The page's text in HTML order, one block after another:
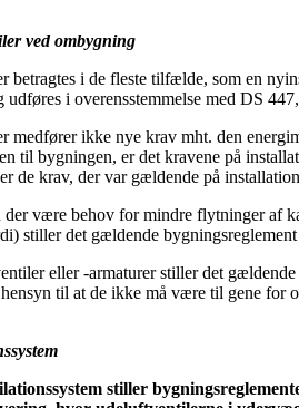
ved ombygning
i de fleste tilfælde, som en
i overensstemmelse med DS
medfører ikke nye krav mht. den
til bygningen, er det kravene på
de krav, der var gældende på
være behov for mindre flytninger af
stiller det gældende
eller -armaturer stiller det
til at de ikke må være til gene
stiller